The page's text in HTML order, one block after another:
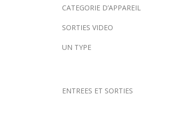
CATEGORIE D’APPAREIL
SORTIES VIDEO
UN TYPE
ENTREES ET SORTIES